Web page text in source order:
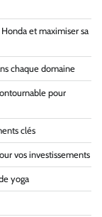
et maximiser sa
chaque domaine
pour
clés
vos investissements
yoga